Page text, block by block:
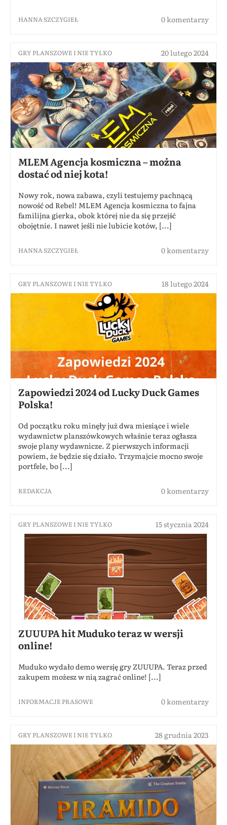
HANNA SZCZYGIEŁ 0 komentarzy
GRY PLANSZOWE I NIE TYLKO 20 lutego 2024
MLEM Agencja kosmiczna – można
dostać od niej kota!
Nowy rok, nowa zabawa, czyli testujemy pachnącą
nowość od Rebel! MLEM Agencja kosmiczna to fajna
familijna gierka, obok której nie da się przejść
obojętnie. I nawet jeśli nie lubicie kotów, [...]
HANNA SZCZYGIEŁ 0 komentarzy
GRY PLANSZOWE I NIE TYLKO 18 lutego 2024
Zapowiedzi 2024 od Lucky Duck Games
Polska!
Od początku roku minęły już dwa miesiące i wiele
wydawnictw planszówkowych właśnie teraz ogłasza
swoje plany wydawnicze. Z pierwszych informacji
powiem, że będzie się działo. Trzymajcie mocno swoje
portfele, bo [...]
REDAKCJA 0 komentarzy
GRY PLANSZOWE I NIE TYLKO 15 stycznia 2024
ZUUUPA hit Muduko teraz w wersji
online!
Muduko wydało demo wersję gry ZUUUPA. Teraz przed
zakupem możesz w nią zagrać online! [...]
INFORMACJE PRASOWE 0 komentarzy
GRY PLANSZOWE I NIE TYLKO 28 grudnia 2023